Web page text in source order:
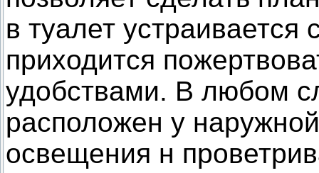
в туалет
приходится
удобствами. В любом
расположен у
освещения н